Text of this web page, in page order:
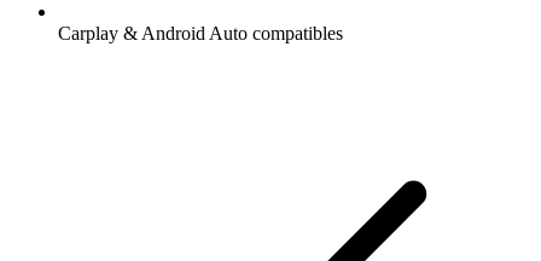
Carplay & Android Auto compatibles